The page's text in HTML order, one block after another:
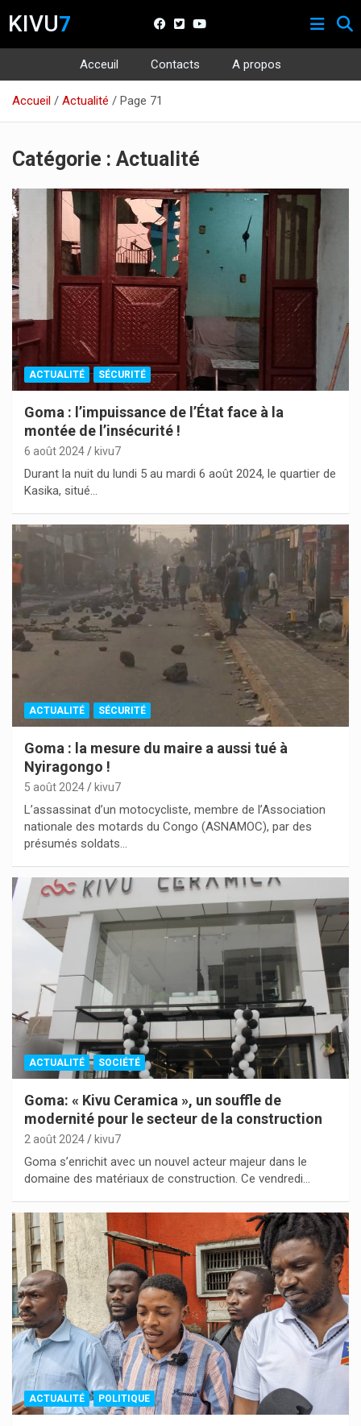
KIVU7
Acceuil Contacts
A propos
contenu
Accueil Actualité Page 71
Catégorie : Actualité
ACTUALITÉ SÉCURITÉ
Goma : l’impuissance de l’État face à la
montée de l’insécurité !
6 août 2024 kivu7
Durant la nuit du lundi 5 au mardi 6 août 2024, le quartier de
Kasika, situé…
ACTUALITÉ SÉCURITÉ
Goma : la mesure du maire a aussi tué à
Nyiragongo !
5 août 2024 kivu7
L’assassinat d’un motocycliste, membre de l’Association
nationale des motards du Congo (ASNAMOC), par des
présumés soldats…
ACTUALITÉ SOCIÉTÉ
Goma: « Kivu Ceramica », un souffle de
modernité pour le secteur de la construction
2 août 2024 kivu7
Goma s’enrichit avec un nouvel acteur majeur dans le
domaine des matériaux de construction. Ce vendredi…
ACTUALITÉ POLITIQUE